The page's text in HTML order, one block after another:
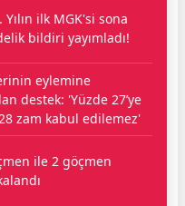
ilk MGK'si sona
bildiri yayımladı!
eylemine
destek: 'Yüzde 27’ye
zam kabul edilemez'
ile 2 göçmen